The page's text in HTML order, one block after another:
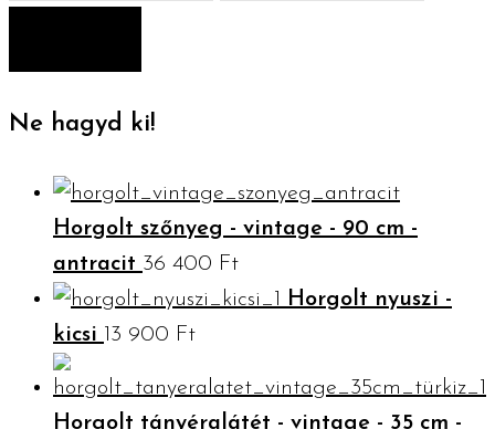
Ne hagyd ki!
Horgolt szőnyeg - vintage - 90 cm -
antracit 36 400 Ft
Horgolt nyuszi -
kicsi 13 900 Ft
Horgolt tányéralátét - vintage - 35 cm -